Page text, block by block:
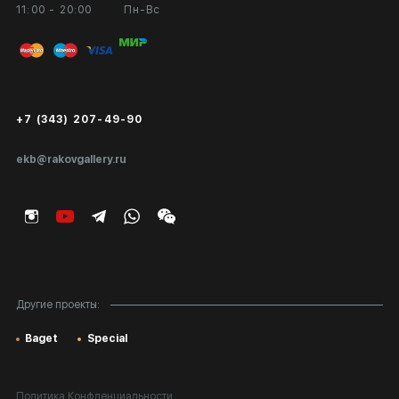
11:00 - 20:00
Пн-Вс
ekb@rakovgallery.ru
+7 (343) 207-49-90
Другие проекты:
Baget Special
Публичная оферта
Экспертиза/Вывоз за границу
Подарочные сертификаты